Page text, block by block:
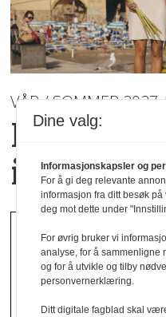
VÅR / SOMMER
italiensk
Dine valg:
Informasjonskapsler og
For å gi deg relevante
informasjon fra ditt besøk
deg mot dette under
For øvrig bruker vi
analyse, for å sammenligne
og for å utvikle og tilby
personvernerklæring.
Ditt digitale fagblad skal